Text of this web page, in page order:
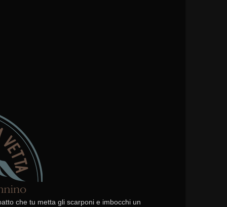
che tu metta gli scarponi e imbocchi un